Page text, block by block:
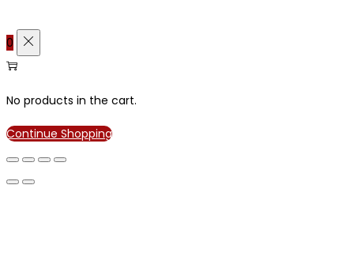
0
No products in the cart.
Continue Shopping